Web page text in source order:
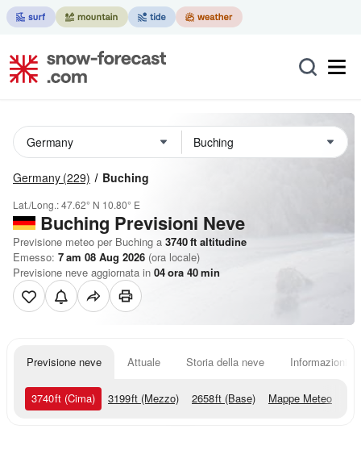
Germany (229) Buching
Lat./Long.:47.62° N 10.80° E
Buching Previsioni Neve
Previsione meteo per Buching a 3740ft altitudine
Emesso: 7 am 08 Aug 2026 (ora locale)
Previsione neve aggiornata in 04ora 40min
Previsione neve Attuale Storia della neve Informazioni
3740ft (Cima) 3199ft (Mezzo) 2658ft (Base) Mappe Meteo